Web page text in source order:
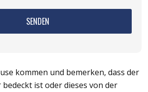
kommen und bemerken, dass der
bedeckt ist oder dieses von der